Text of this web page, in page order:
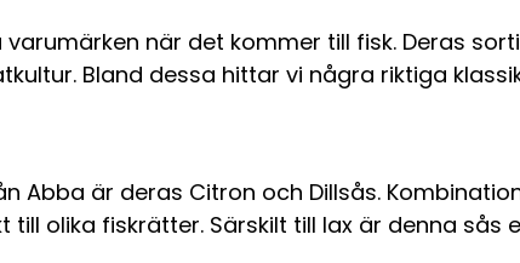
när det kommer till fisk. Deras
Bland dessa hittar vi några riktiga
Abba är deras Citron och Dillsås.
olika fiskrätter. Särskilt till lax är denna sås